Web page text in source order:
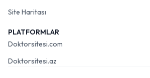
Site Haritası
PLATFORMLAR
Doktorsitesi.com
Doktorsitesi.az